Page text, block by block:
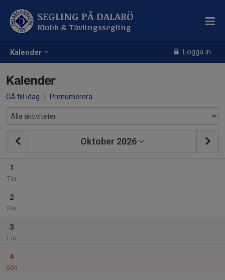
Kalender Logga in
SEGLING PÅ DALARÖ
Klubb & Tävlingssegling
Kalender
Gå till idag | Prenumerera
Oktober 2026
1
Tor
2
Fre
3
Lör
4
Sön